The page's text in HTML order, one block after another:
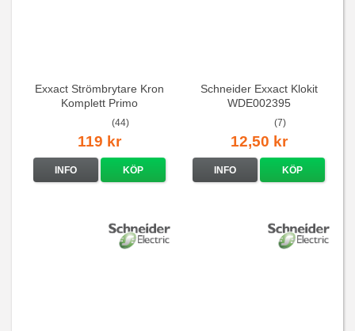
Exxact Strömbrytare Kron
Komplett Primo
(44)
119 kr
INFO KÖP
Schneider Exxact Klokit
WDE002395
(7)
12,50 kr
INFO KÖP